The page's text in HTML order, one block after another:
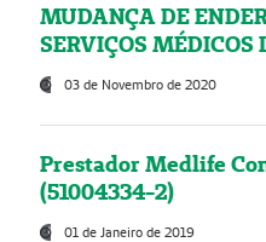
MUDANÇA DE
SERVIÇOS
03 de Novembro de 2020
Prestador Medlife
(51004334-2)
01 de Janeiro de 2019